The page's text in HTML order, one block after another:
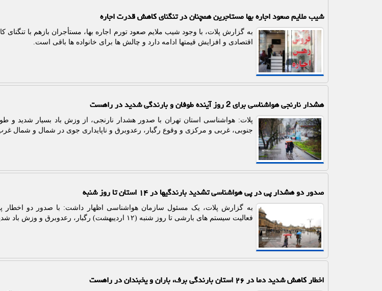
شیب ملایم صعود اجاره بها مستاجرین همچنان در تنگنای کاهش قدرت اجاره
به گزارش پلات، با وجود شیب ملایم صعود تورم اجاره بها، مستأجران بازهم با
اقتصادی و افزایش قیمتها ادامه دارد و چالش ها برای خانواده ها باقی است.
هشدار نارنجی هواشناسی برای 2 روز آینده طوفان و بارندگی شدید در راهست
پلات: هواشناسی استان تهران با صدور هشدار نارنجی، از وزش باد بسیار شدید و
جنوبی، غربی و مرکزی و وقوع رگبار، رعدوبرق و ناپایداری جوی در شمال و شمال غرب
صدور دو هشدار پی در پی هواشناسی تشدید بارندگیها در ۱۴ استان تا روز شنبه
به گزارش پلات، یک مسئول سازمان هواشناسی اظهار داشت: با صدور دو اخطار
فعالیت سیستم های بارشی تا روز شنبه (۱۲ اردیبهشت) رگبار، رعدوبرق و وزش باد شدید در ۱۴ استان مورد انتظار است.
اخطار کاهش شدید دما در ۲۶ استان بارندگی برف، باران و یخبندان در راهست